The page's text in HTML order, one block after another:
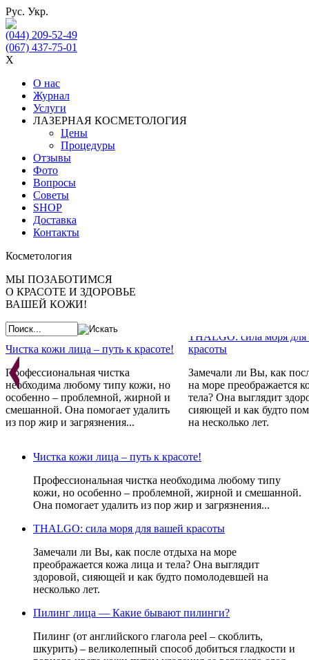
Рус. Укр.
(044) 209-52-49
(067) 437-75-01
X
О нас
Журнал
Услуги
ЛАЗЕРНАЯ КОСМЕТОЛОГИЯ
Цены
Процедуры
Отзывы
Фото
Вопросы
Советы
SHOP
Доставка
Контакты
Косметология
МЫ ПОЗАБОТИМСЯ
О КРАСОТЕ И ЗДОРОВЬЕ
ВАШЕЙ КОЖИ!
Чистка кожи лица – путь к красоте!
Профессиональная чистка
необходима любому типу кожи, но
особенно – проблемной, жирной и
смешанной. Она помогает удалить
из пор жир и загрязнения...
THALGO: сила моря
красоты
Замечали ли Вы, как
на море преображается
тела? Она выглядит
сияющей и как будто
на несколько лет.
Проблемная кожа - не приговор!
Стандарты красоты меняются год за
годом. Постоянно одно:
неотъемлемым атрибутом красоты
всегда являлась и является
идеальная кожа и чистое лицо.
Косметика GERNETIC -
Препараты не просто
косметические
устраняют причину их
возникновения,
естественные свойства
восстанавливаться.
Чистка кожи лица – путь к красоте!
Профессиональная чистка необходима любому типу
кожи, но особенно – проблемной, жирной и смешанной.
Она помогает удалить из пор жир и загрязнения...
THALGO: сила моря для вашей красоты
Замечали ли Вы, как после отдыха на море
преображается кожа лица и тела? Она выглядит
здоровой, сияющей и как будто помолодевшей на
несколько лет.
Пилинг лица — Какие бывают пилинги?
Пилинг (от английского глагола peel – скоблить,
шкурить) – великолепный способ добиться гладкости и